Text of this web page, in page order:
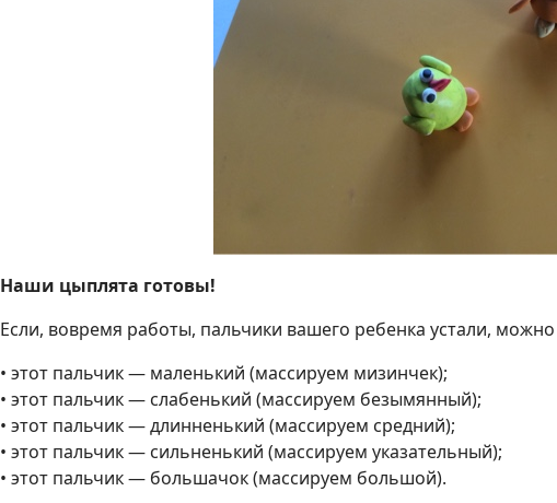
Наши цыплята готовы!
Если, вовремя работы, пальчики вашего ребенка устали,
• этот пальчик — маленький (массируем мизинчек);
• этот пальчик — слабенький (массируем безымянный);
• этот пальчик — длинненький (массируем средний);
• этот пальчик — сильненький (массируем указательный);
• этот пальчик — большачок (массируем большой).